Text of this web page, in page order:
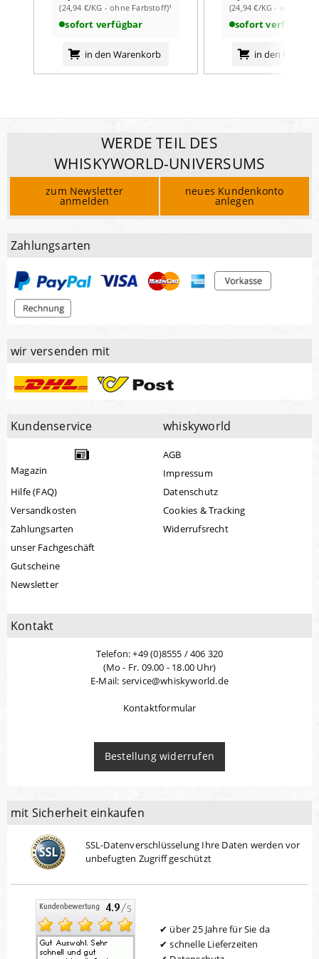
- Zucker
1,4g
1,5
(24,94 €/KG - ohne Farbstoff)¹
sofort verfügbar
in den Warenkorb
(24,94 €/KG - ohne
sofort verfügbar
in den
WERDE TEIL DES
WHISKYWORLD-UNIVERSUMS
zum Newsletter
anmelden
neues Kundenkonto
anlegen
Zahlungsarten
wir versenden mit
Kundenservice
Magazin
Hilfe (FAQ)
Versandkosten
Zahlungsarten
unser Fachgeschäft
Gutscheine
Newsletter
whiskyworld
AGB
Impressum
Datenschutz
Cookies & Tracking
Widerrufsrecht
Kontakt
Telefon: +49 (0)8555 / 406 320
(Mo - Fr. 09.00 - 18.00 Uhr)
E-Mail: service@whiskyworld.de
Kontaktformular
Bestellung widerrufen
mit Sicherheit einkaufen
SSL-Datenverschlüsselung Ihre Daten werden vor
unbefugten Zugriff geschützt
über 25 Jahre für Sie da
schnelle Lieferzeiten